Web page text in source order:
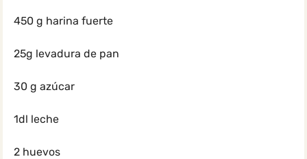
450 g harina fuerte
25g levadura de pan
30 g azúcar
1dl leche
2 huevos